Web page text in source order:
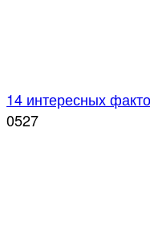
14 интересных
0527